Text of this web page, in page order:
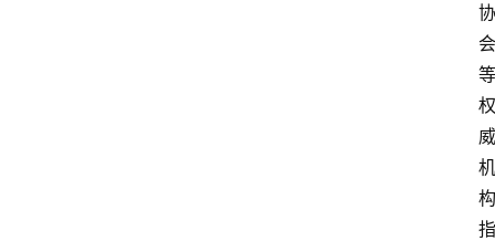
协
会
等
权
威
机
构
指